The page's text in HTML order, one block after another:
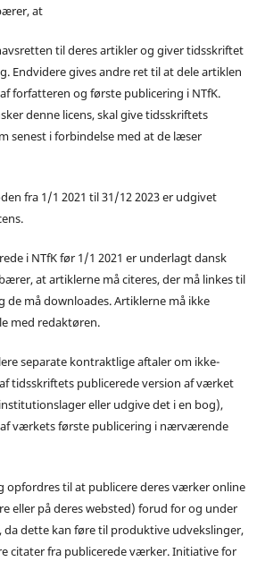
at
til deres artikler og giver tidsskriftet
Endvidere gives andre ret til at dele artiklen
forfatteren og første publicering i NTfK.
denne licens, skal give tidsskriftets
senest i forbindelse med at de læser
fra 1/1 2021 til 31/12 2023 er udgivet
i NTfK før 1/1 2021 er underlagt dansk
at artiklerne må citeres, der må linkes til
de må downloades. Artiklerne må ikke
med redaktøren.
separate kontraktlige aftaler om ikke-
tidsskriftets publicerede version af værket
eller udgive det i en bog),
af værkets første publicering i nærværende
opfordres til at publicere deres værker online
eller på deres websted) forud for og under
da dette kan føre til produktive udvekslinger,
citater fra publicerede værker. Initiative for